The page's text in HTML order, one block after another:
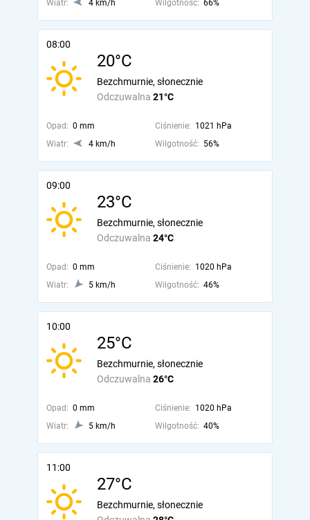
Wiatr: 4 km/h Wilgotność: 66%
08:00
20°C
Odczuwalna 21°C
Bezchmurnie, słonecznie
Opad: 0 mm Ciśnienie: 1021 hPa
Wiatr:
4 km/h Wilgotność: 56%
09:00
23°C
Odczuwalna 24°C
Bezchmurnie, słonecznie
Opad: 0 mm Ciśnienie: 1020 hPa
Wiatr:
5 km/h Wilgotność: 46%
10:00
25°C
Odczuwalna 26°C
Bezchmurnie, słonecznie
Opad: 0 mm Ciśnienie: 1020 hPa
Wiatr:
5 km/h Wilgotność: 40%
11:00
27°C
Bezchmurnie, słonecznie